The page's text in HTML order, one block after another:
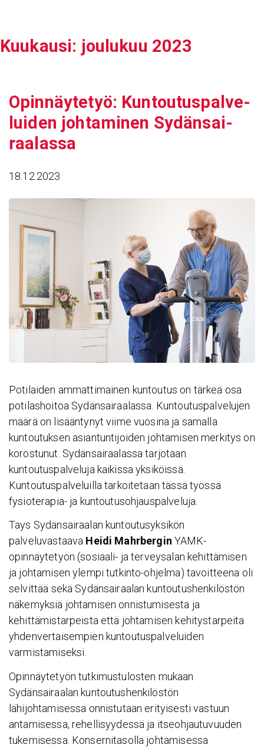
Kuukausi: joulukuu 2023
Opin­näy­tetyö: Kuntou­tus­pal­ve­
luiden johta­minen Sydän­sai­
raa­lassa
18.12.2023
Potilaiden ammattimainen kuntoutus on tärkeä osa
potilashoitoa Sydänsairaalassa. Kuntoutuspalvelujen
määrä on lisääntynyt viime vuosina ja samalla
kuntoutuksen asiantuntijoiden johtamisen merkitys on
korostunut. Sydänsairaalassa tarjotaan
kuntoutuspalveluja kaikissa yksiköissä.
Kuntoutuspalveluilla tarkoitetaan tässä työssä
fysioterapia- ja kuntoutusohjauspalveluja.
Tays Sydänsairaalan kuntoutusyksikön
palveluvastaava Heidi Mahrbergin YAMK-
opinnäytetyön (sosiaali- ja terveysalan kehittämisen
ja johtamisen ylempi tutkinto-ohjelma) tavoitteena oli
selvittää sekä Sydänsairaalan kuntoutushenkilöstön
näkemyksiä johtamisen onnistumisesta ja
kehittämistarpeista että johtamisen kehitystarpeita
yhdenvertaisempien kuntoutuspalveluiden
varmistamiseksi.
Opinnäytetyön tutkimustulosten mukaan
Sydänsairaalan kuntoutushenkilöstön
lähijohtamisessa onnistutaan erityisesti vastuun
antamisessa, rehellisyydessä ja itseohjautuvuuden
tukemisessa. Konsernitasolla johtamisessa